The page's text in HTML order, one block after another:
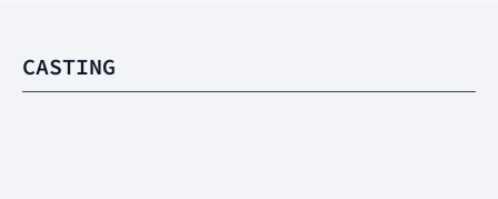
CASTING